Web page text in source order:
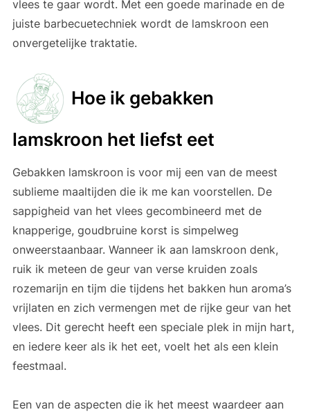
vlees te gaar wordt. Met een goede marinade en de
juiste barbecuetechniek wordt de lamskroon een
onvergetelijke traktatie.
Hoe ik gebakken
lamskroon het liefst eet
Gebakken lamskroon is voor mij een van de meest
sublieme maaltijden die ik me kan voorstellen. De
sappigheid van het vlees gecombineerd met de
knapperige, goudbruine korst is simpelweg
onweerstaanbaar. Wanneer ik aan lamskroon denk,
ruik ik meteen de geur van verse kruiden zoals
rozemarijn en tijm die tijdens het bakken hun aroma’s
vrijlaten en zich vermengen met de rijke geur van het
vlees. Dit gerecht heeft een speciale plek in mijn hart,
en iedere keer als ik het eet, voelt het als een klein
feestmaal.
Een van de aspecten die ik het meest waardeer aan